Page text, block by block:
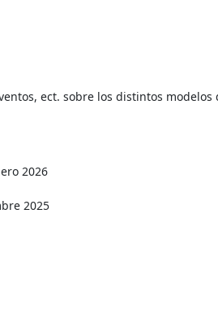
ect. sobre los distintos modelos
2026
2025